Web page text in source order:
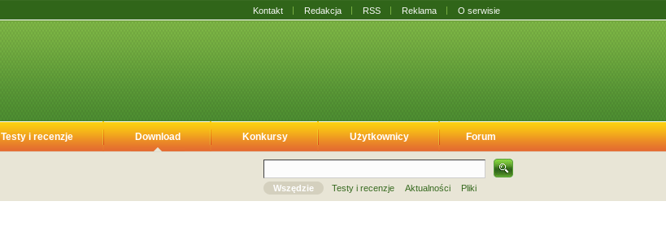
Kontakt Redakcja RSS Reklama O serwisie
Testy i recenzje Download Konkursy Użytkownicy Forum
Wszędzie Testy i recenzje Aktualności Pliki